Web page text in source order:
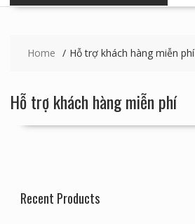
Home Hỗ trợ khách hàng miễn phí
Hỗ trợ khách hàng miễn phí
Recent Products